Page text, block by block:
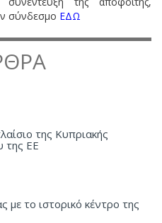
σύνδεσμο ΕΔΩ
της Κυπριακής
της ΕΕ
με το ιστορικό κέντρο της